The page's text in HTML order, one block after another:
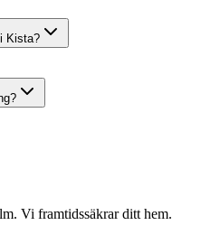
Kista?
Vi framtidssäkrar ditt hem.